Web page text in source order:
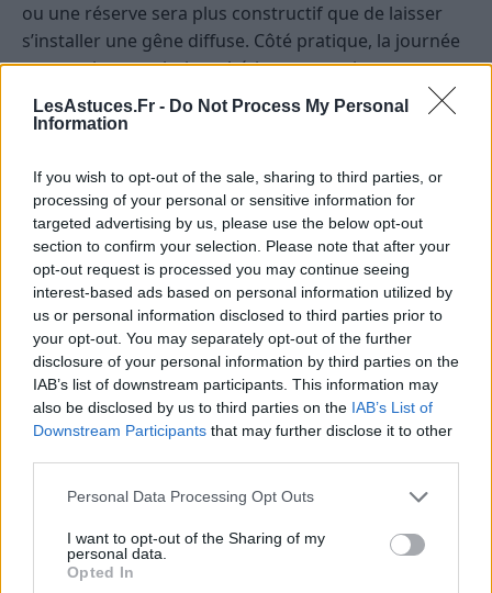
LesAstuces.Fr - Do Not Process My Personal
Information
If you wish to opt-out of the sale, sharing to third parties, or
processing of your personal or sensitive information for
targeted advertising by us, please use the below opt-out
section to confirm your selection. Please note that after your
opt-out request is processed you may continue seeing
interest-based ads based on personal information utilized by
us or personal information disclosed to third parties prior to
your opt-out. You may separately opt-out of the further
disclosure of your personal information by third parties on the
IAB’s list of downstream participants. This information may
also be disclosed by us to third parties on the IAB’s List of
Downstream Participants that may further disclose it to other
Personal Data Processing Opt Outs
I want to opt-out of the Sharing of my
personal data.
Opted In
ou une réserve sera plus constructif que de laisser
s’installer une gêne diffuse. Côté pratique, la journée
est propice aux choix esthétiques, aux ajustements
d’ambiance et aux démarches qui demandent tact et
finesse. Évitez simplement de repousser une décision
Scorpion— Cette journée du 27 May 2026 vous invite
à avancer avec profondeur, mais sans vous laisser
absorber par ce qui n’a pas encore de réponse. Les
influences astrales peuvent rendre certains ressentis
plus intenses, notamment face à une attente, à un
silence ou à une situation qui évolue en coulisses.
Pourtant, le climat du jour n’est pas fermé : il favorise
au contraire les prises de conscience utiles, les
clarifications progressives et les démarches menées
avec sang-froid. Vous pourriez découvrir un élément
nettement où placer votre énergie. Dans le domaine
professionnel, une stratégie patiente sera plus
payante qu’une réaction immédiate. En amour, la
journée encourage la sincérité, mais dans une forme